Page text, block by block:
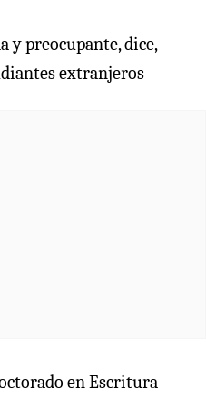
y preocupante, dice,
extranjeros
en Escritura